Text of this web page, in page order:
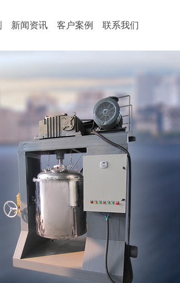
新闻资讯 客户案例 联系我们